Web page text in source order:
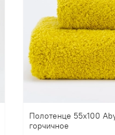
Полотенце 55х100
горчичное